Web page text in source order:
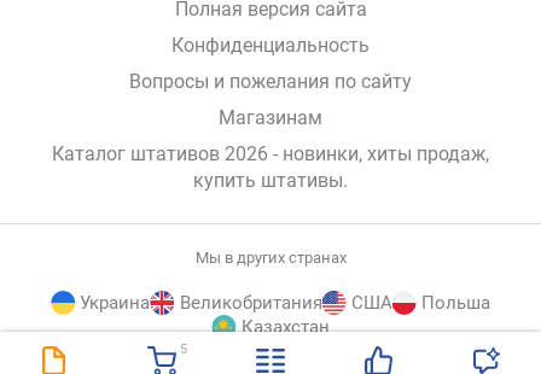
5
Полная версия сайта
Конфиденциальность
Вопросы и пожелания по сайту
Магазинам
Каталог штативов 2026 - новинки, хиты продаж,
купить штативы.
Мы в других странах
Украина Великобритания США
Польша
Казахстан